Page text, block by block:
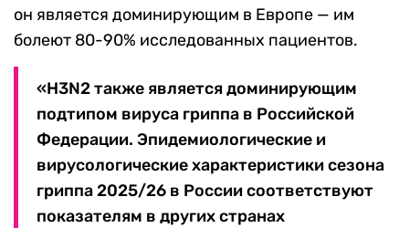
он является доминирующим в Европе — им
болеют 80-90% исследованных пациентов.
«H3N2 также является доминирующим
подтипом вируса гриппа в Российской
Федерации. Эпидемиологические и
вирусологические характеристики сезона
гриппа 2025/26 в России соответствуют
показателям в других странах